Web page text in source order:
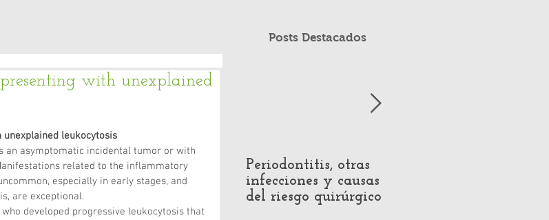
Posts Destacados
with unexplained
leukocytosis
an asymptomatic incidental tumor or with
related to the inflammatory
especially in early stages, and
are exceptional.
developed progressive leukocytosis that
Periodontitis, otras
infecciones y causas
del riesgo quirúrgico